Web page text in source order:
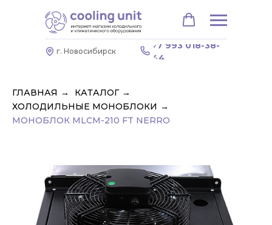
+7 993 018-38-
44
г. Новосибирск
ГЛАВНАЯ → КАТАЛОГ →
ХОЛОДИЛЬНЫЕ МОНОБЛОКИ →
МОНОБЛОК МLCM-210 FT NERRO